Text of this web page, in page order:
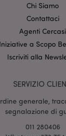
Chi Siamo
Contattaci
Agenti Cercasi
Iniziative a Scopo
Iscriviti alla
SERVIZIO
generale,
segnalazione di
011 280406
sulla privacy di